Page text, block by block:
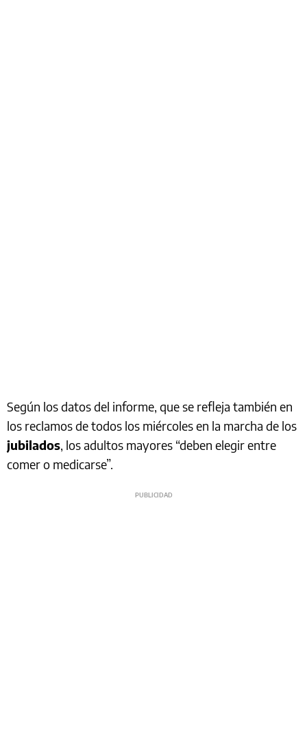
Según los datos del informe, que se refleja también en
los reclamos de todos los miércoles en la marcha de los
jubilados, los adultos mayores “deben elegir entre
comer o medicarse”.